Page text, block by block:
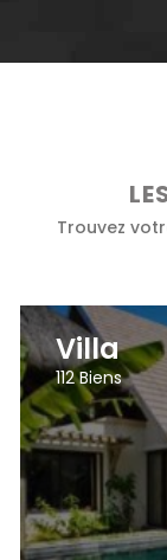
Trouvez
Villa
112Biens